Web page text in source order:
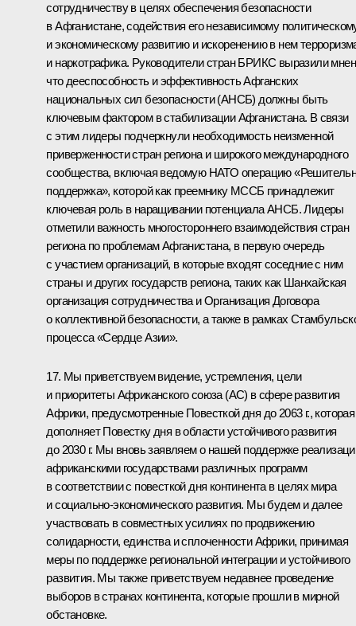
сотрудничеству в целях обеспечения безопасности
в Афганистане, содействия его независимому
и экономическому развитию и искоренению в нем
и наркотрафика. Руководители стран БРИКС выразили
что дееспособность и эффективность Афганских
национальных сил безопасности (АНСБ) должны быть
ключевым фактором в стабилизации Афганистана. В связи
с этим лидеры подчеркнули необходимость неизменной
приверженности стран региона и широкого международного
сообщества, включая ведомую НАТО операцию
поддержка», которой как преемнику МССБ принадлежит
ключевая роль в наращивании потенциала АНСБ. Лидеры
отметили важность многостороннего взаимодействия стран
региона по проблемам Афганистана, в первую очередь
с участием организаций, в которые входят соседние с ним
страны и других государств региона, таких как Шанхайская
организация сотрудничества и Организация Договора
о коллективной безопасности, а также в рамках
процесса «Сердце Азии».
17. Мы приветствуем видение, устремления, цели
и приоритеты Африканского союза (АС) в сфере развития
Африки, предусмотренные Повесткой дня до 2063 г., которая
дополняет Повестку дня в области устойчивого развития
до 2030 г. Мы вновь заявляем о нашей поддержке
африканскими государствами различных программ
в соответствии с повесткой дня континента в целях мира
и социально-экономического развития. Мы будем и далее
участвовать в совместных усилиях по продвижению
солидарности, единства и сплоченности Африки, принимая
меры по поддержке региональной интеграции и устойчивого
развития. Мы также приветствуем недавнее проведение
выборов в странах континента, которые прошли в мирной
обстановке.